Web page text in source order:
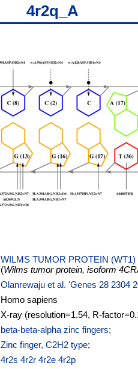
4r2q_A
WILMS TUMOR PROTEIN
(Wilms tumor protein, isoform
Olanrewaju et al. 'Genes 28 2304
Homo sapiens
X-ray (resolution=1.54, R-
beta-beta-alpha zinc fingers;
Zinc finger, C2H2 type;
4r2s 4r2r 4r2e 4r2p